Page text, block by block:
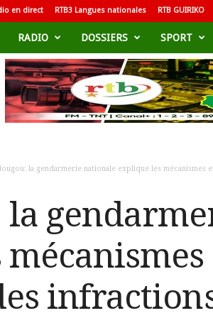
en direct RTB3 Langues nationales RTB GUIRIKO
RADIO DOSSIERS SPORT
la gendarmerie nationale explique les mécanismes
la